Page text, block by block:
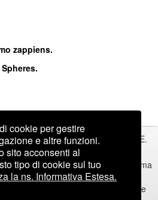
zappiens.
Nazionale di Fisica Nucleare
/ via E.
Frascati [Roma] Italia
/ P.zza dei Caprettari 70 / 00186 Roma
Italia
di Roma n. 336/2012 del 7 dicembre
cookie per gestire
e altre funzioni.
sito acconsenti al
tipo di cookie sul tuo
la ns. Informativa Estesa.